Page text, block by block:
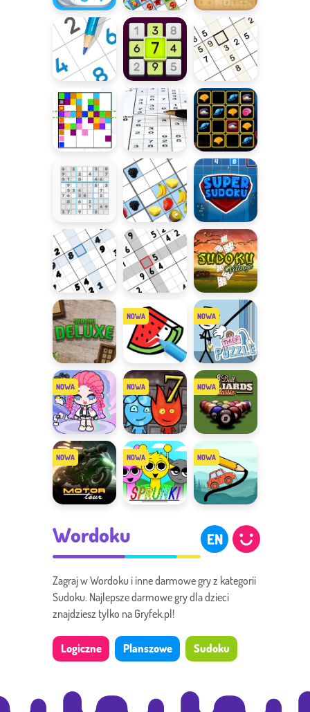
Mistrz
Sudoku
Świąteczne
sudoku
Sudoku
online
Sudoku Royal
Codzienne
Sudoku
Klasyczne
Sudoku
w linii
30 poziomów
Sudoku
Sudoku z
muszelkami
Rozwiąż
Sudoku
Owocowe
Sudoku
Super
Sudoku
Szybkie
Sudoku
Sudoku
Wioska
Sudoku
Sudoku
Deluxe
Tap to Color Thief Puzzle
Avatar
Studio Dress
Up
Ogień i Woda
7
8 Ball
Billiards
Bridge
Wordoku EN
Zagraj w Wordoku i inne darmowe gry z kategorii
Sudoku. Najlepsze darmowe gry dla dzieci
znajdziesz tylko na Gryfek.pl!
Logiczne Planszowe Sudoku